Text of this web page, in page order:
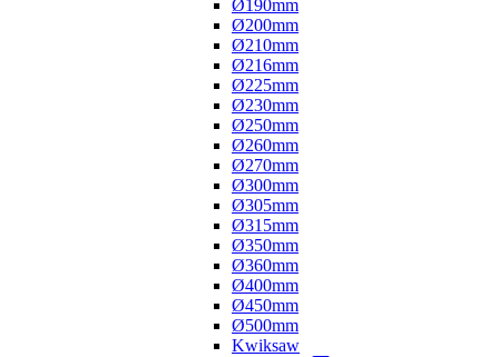
Ø190mm
Ø200mm
Ø210mm
Ø216mm
Ø225mm
Ø230mm
Ø250mm
Ø260mm
Ø270mm
Ø300mm
Ø305mm
Ø315mm
Ø350mm
Ø360mm
Ø400mm
Ø450mm
Ø500mm
Kwiksaw